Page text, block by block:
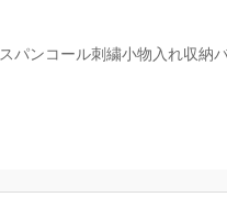
スパンコール刺繍小物入れ収納